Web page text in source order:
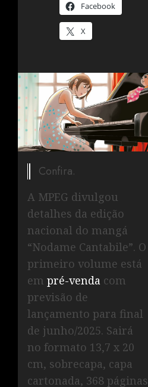
Facebook
X
Confira.
A MPEG divulgou
detalhes da edição
nacional do mangá
“Nodame Cantabile”. O
primeiro volume está
em pré-venda com
previsão de
lançamento para final
de junho/2025. Sairá
no formato 13,7 x 20
cm, sobrecapa, capa
cartonada, 368 páginas